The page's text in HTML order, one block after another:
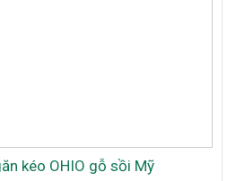
kéo OHIO gỗ sồi Mỹ